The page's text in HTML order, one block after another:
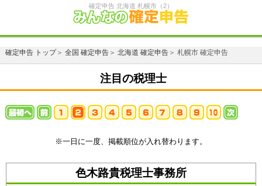
確定申告 北海道 札幌市（2）
確定申告 トップ＞ 全国 確定申告＞ 北海道 確定申告＞ 札幌市 確定申告
注目の税理士
※一日に一度、掲載順位が入れ替わります。
色木路貴税理士事務所